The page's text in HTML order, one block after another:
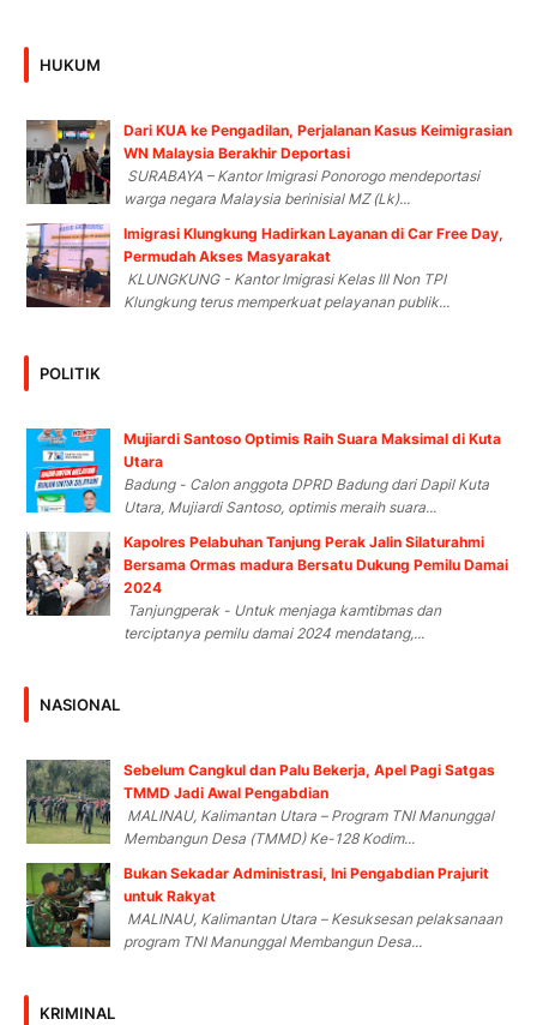
HUKUM
Dari KUA ke Pengadilan, Perjalanan Kasus Keimigrasian
WN Malaysia Berakhir Deportasi
SURABAYA – Kantor Imigrasi Ponorogo mendeportasi
warga negara Malaysia berinisial MZ (Lk)...
Imigrasi Klungkung Hadirkan Layanan di Car Free Day,
Permudah Akses Masyarakat
KLUNGKUNG - Kantor Imigrasi Kelas III Non TPI
Klungkung terus memperkuat pelayanan publik...
POLITIK
Mujiardi Santoso Optimis Raih Suara Maksimal di Kuta
Utara
Badung - Calon anggota DPRD Badung dari Dapil Kuta
Utara, Mujiardi Santoso, optimis meraih suara...
Kapolres Pelabuhan Tanjung Perak Jalin Silaturahmi
Bersama Ormas madura Bersatu Dukung Pemilu Damai
2024
Tanjungperak - Untuk menjaga kamtibmas dan
terciptanya pemilu damai 2024 mendatang,...
NASIONAL
Sebelum Cangkul dan Palu Bekerja, Apel Pagi Satgas
TMMD Jadi Awal Pengabdian
MALINAU, Kalimantan Utara – Program TNI Manunggal
Membangun Desa (TMMD) Ke-128 Kodim...
Bukan Sekadar Administrasi, Ini Pengabdian Prajurit
untuk Rakyat
MALINAU, Kalimantan Utara – Kesuksesan pelaksanaan
program TNI Manunggal Membangun Desa...
KRIMINAL